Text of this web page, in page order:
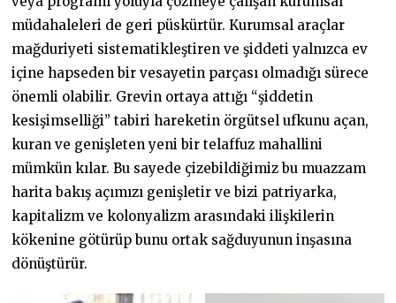
müdahaleleri de geri püskürtür. Kurumsal araçlar
mağduriyeti sistematikleştiren ve şiddeti yalnızca ev
içine hapseden bir vesayetin parçası olmadığı sürece
önemli olabilir. Grevin ortaya attığı “şiddetin
kesişimselliği” tabiri hareketin örgütsel ufkunu açan,
kuran ve genişleten yeni bir telaffuz mahallini
mümkün kılar. Bu sayede çizebildiğimiz bu muazzam
harita bakış açımızı genişletir ve bizi patriyarka,
kapitalizm ve kolonyalizm arasındaki ilişkilerin
kökenine götürüp bunu ortak sağduyunun inşasına
dönüştürür.